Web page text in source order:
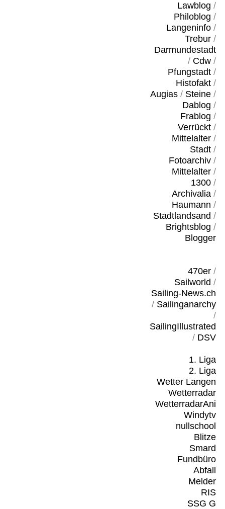
Lawblog /
Philoblog /
Langeninfo/
Trebur/
Darmundestadt
/ Cdw/
Pfungstadt/
Histofakt/
Augias/ Steine/
Dablog /
Frablog /
Verrückt/
Mittelalter/
Stadt/
Fotoarchiv/
Mittelalter/
1300/
Archivalia/
Haumann /
Stadtlandsand /
Brightsblog /
Blogger
470er/
Sailworld /
Sailing-News.ch
/ Sailinganarchy
/
SailingIllustrated
/ DSV
1. Liga
2. Liga
Wetter Langen
Wetterradar
WetterradarAni
Windytv
nullschool
Blitze
Smard
Fundbüro
Abfall
Melder
RIS
SSG G